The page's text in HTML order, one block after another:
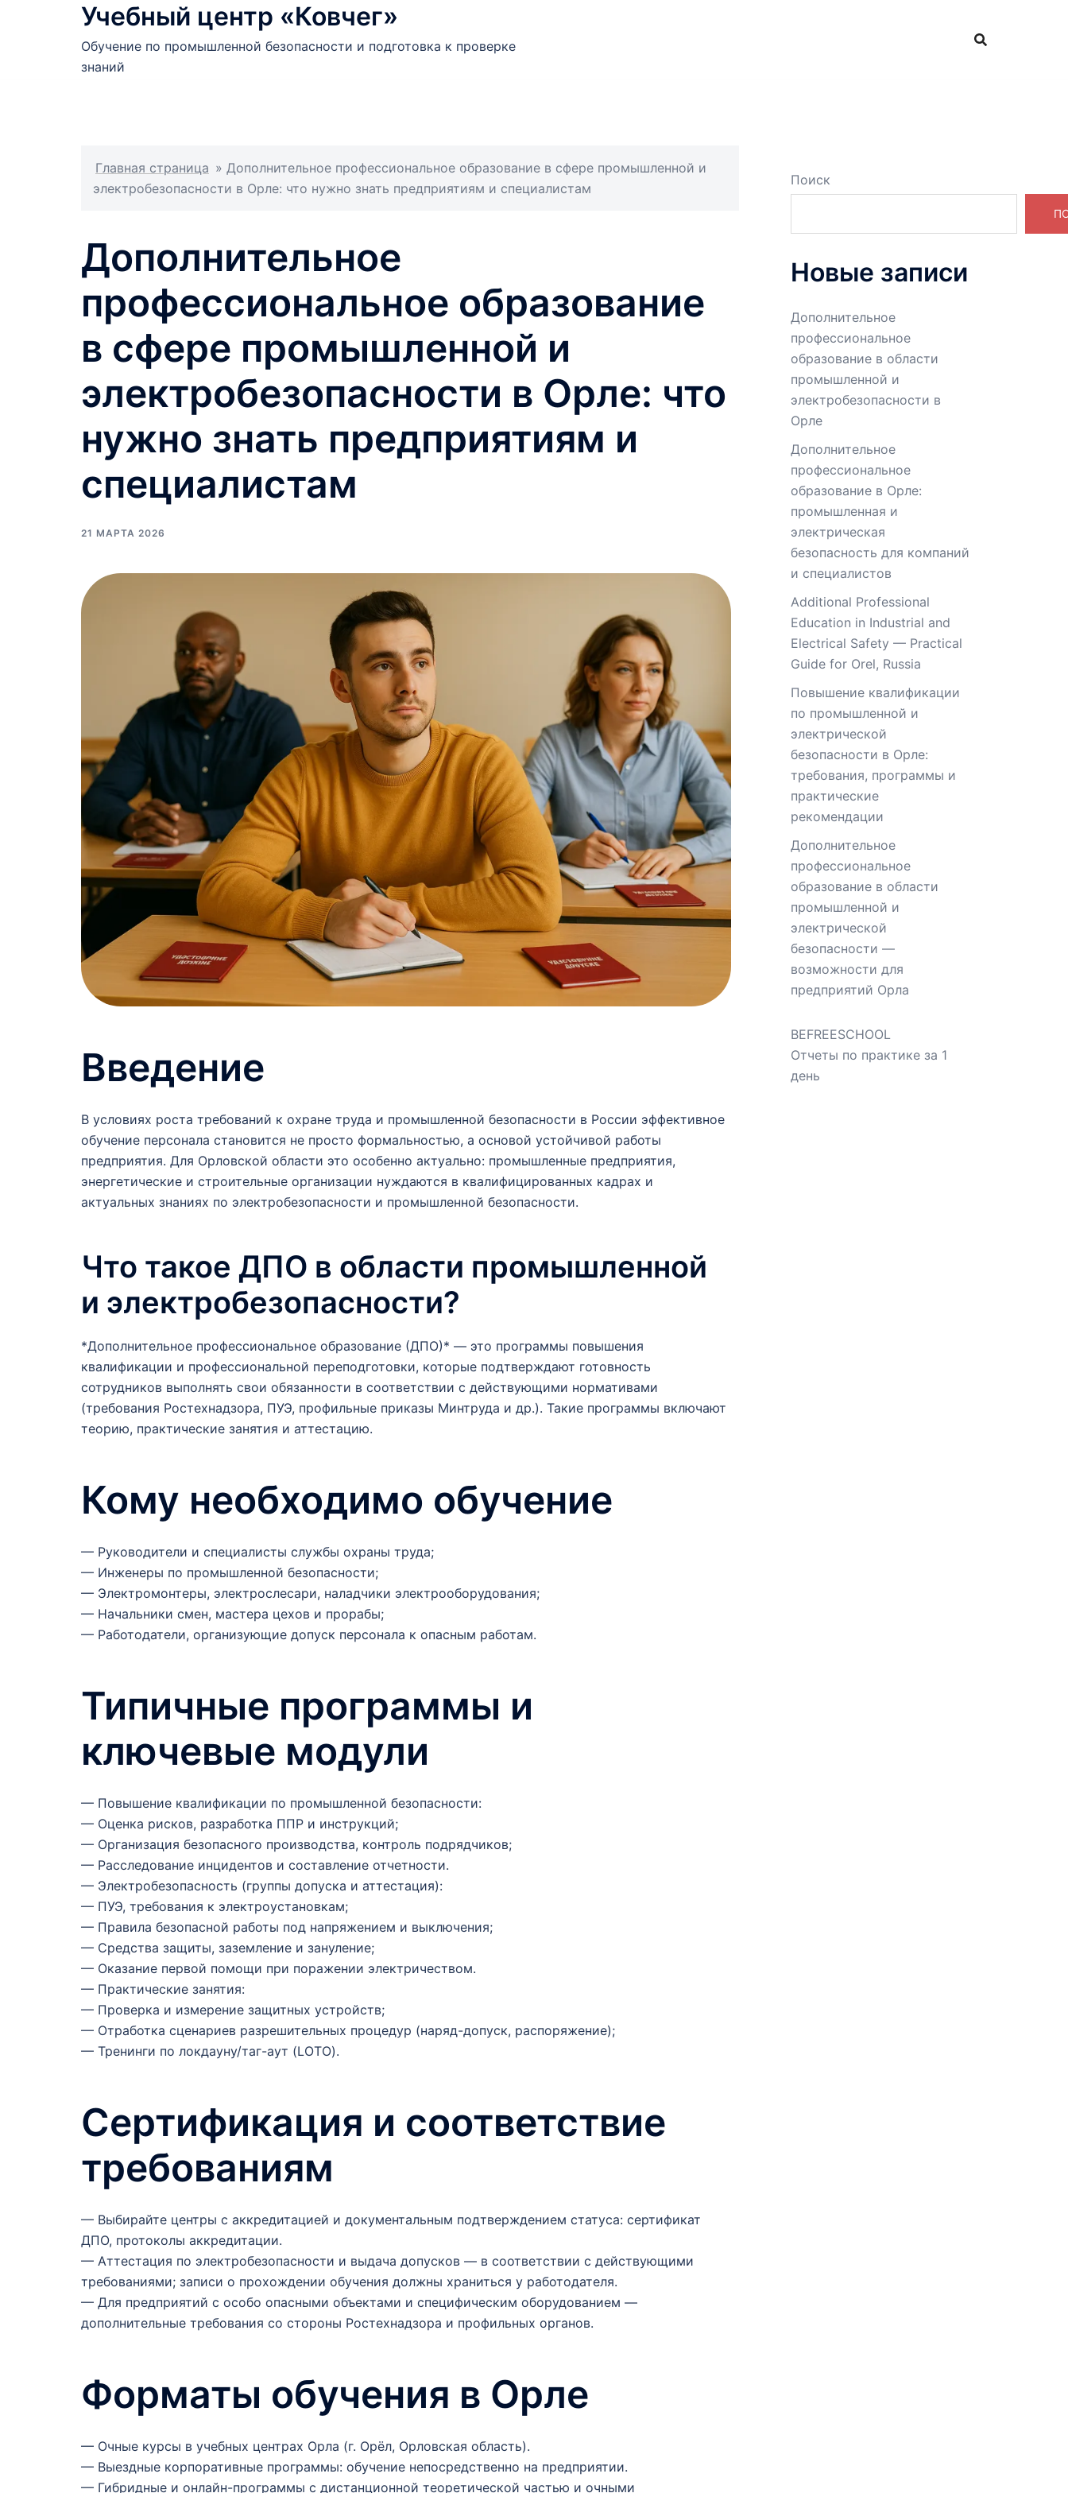
содержимому
Учебный центр «Ковчег»
Обучение по промышленной безопасности и подготовка к проверке
знаний
Главная страница » Дополнительное профессиональное образование в сфере промышленной и
электробезопасности в Орле: что нужно знать предприятиям и специалистам
Дополнительное
профессиональное образование
в сфере промышленной и
электробезопасности в Орле: что
нужно знать предприятиям и
специалистам
21 МАРТА 2026
Введение
В условиях роста требований к охране труда и промышленной безопасности в России эффективное
обучение персонала становится не просто формальностью, а основой устойчивой работы
предприятия. Для Орловской области это особенно актуально: промышленные предприятия,
энергетические и строительные организации нуждаются в квалифицированных кадрах и
актуальных знаниях по электробезопасности и промышленной безопасности.
Что такое ДПО в области промышленной
и электробезопасности?
*Дополнительное профессиональное образование (ДПО)* — это программы повышения
квалификации и профессиональной переподготовки, которые подтверждают готовность
сотрудников выполнять свои обязанности в соответствии с действующими нормативами
(требования Ростехнадзора, ПУЭ, профильные приказы Минтруда и др.). Такие программы включают
теорию, практические занятия и аттестацию.
Кому необходимо обучение
— Руководители и специалисты службы охраны труда;
— Инженеры по промышленной безопасности;
— Электромонтеры, электрослесари, наладчики электрооборудования;
— Начальники смен, мастера цехов и прорабы;
— Работодатели, организующие допуск персонала к опасным работам.
Типичные программы и
ключевые модули
— Повышение квалификации по промышленной безопасности:
— Оценка рисков, разработка ППР и инструкций;
— Организация безопасного производства, контроль подрядчиков;
— Расследование инцидентов и составление отчетности.
— Электробезопасность (группы допуска и аттестация):
— ПУЭ, требования к электроустановкам;
— Правила безопасной работы под напряжением и выключения;
— Средства защиты, заземление и зануление;
— Оказание первой помощи при поражении электричеством.
— Практические занятия:
— Проверка и измерение защитных устройств;
— Отработка сценариев разрешительных процедур (наряд-допуск, распоряжение);
— Тренинги по локдауну/таг-аут (LOTO).
Сертификация и соответствие
требованиям
— Выбирайте центры с аккредитацией и документальным подтверждением статуса: сертификат
ДПО, протоколы аккредитации.
— Аттестация по электробезопасности и выдача допусков — в соответствии с действующими
требованиями; записи о прохождении обучения должны храниться у работодателя.
— Для предприятий с особо опасными объектами и специфическим оборудованием —
дополнительные требования со стороны Ростехнадзора и профильных органов.
Форматы обучения в Орле
— Очные курсы в учебных центрах Орла (г. Орёл, Орловская область).
— Выездные корпоративные программы: обучение непосредственно на предприятии.
— Гибридные и онлайн-программы с дистанционной теоретической частью и очными
Поиск
Новые записи
Дополнительное
профессиональное
образование в области
промышленной и
электробезопасности в
Орле
Дополнительное
профессиональное
образование в Орле:
промышленная и
электрическая
безопасность для компаний
и специалистов
Additional Professional
Education in Industrial and
Electrical Safety — Practical
Guide for Orel, Russia
Повышение квалификации
по промышленной и
электрической
безопасности в Орле:
требования, программы и
практические
рекомендации
Дополнительное
профессиональное
образование в области
промышленной и
электрической
безопасности —
возможности для
предприятий Орла
BEFREESCHOOL
Отчеты по практике за 1
день